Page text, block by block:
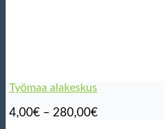
Työmaa alakeskus
4,00€ – 280,00€Hintaluokka: